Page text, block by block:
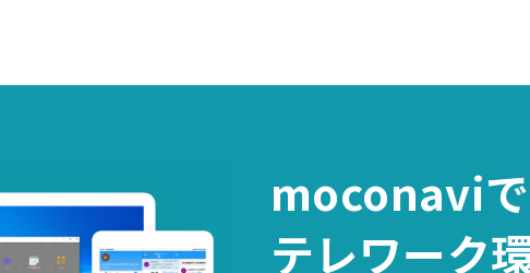
moconaviで
テレワーク